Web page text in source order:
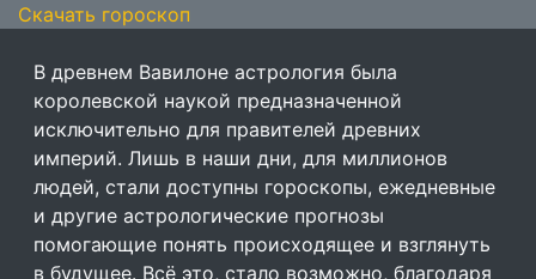
Скачать гороскоп
В древнем Вавилоне астрология была
королевской наукой предназначенной
исключительно для правителей древних
империй. Лишь в наши дни, для миллионов
людей, стали доступны гороскопы, ежедневные
и другие астрологические прогнозы
помогающие понять происходящее и взглянуть
в будущее. Всё это, стало возможно, благодаря